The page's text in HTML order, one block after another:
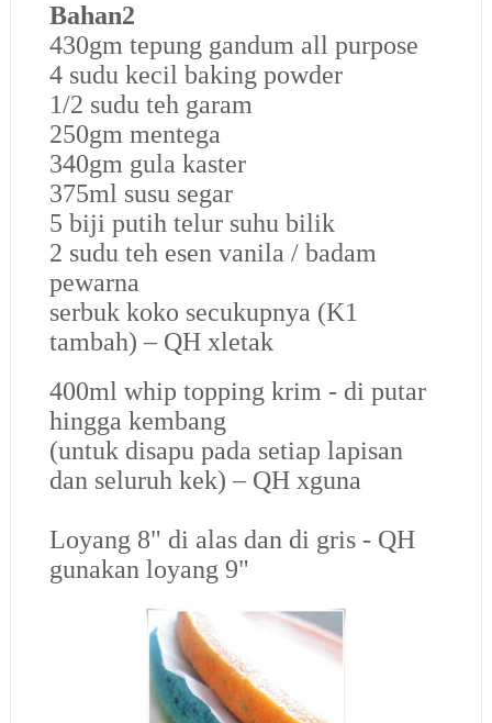
Bahan2
430gm tepung gandum all purpose
4 sudu kecil baking powder
1/2 sudu teh garam
250gm mentega
340gm gula kaster
375ml susu segar
5 biji putih telur suhu bilik
2 sudu teh esen vanila / badam
pewarna
serbuk koko secukupnya (K1
tambah) – QH xletak
400ml whip topping krim - di putar
hingga kembang
(untuk disapu pada setiap lapisan
dan seluruh kek) – QH xguna
Loyang 8" di alas dan di gris - QH
gunakan loyang 9"